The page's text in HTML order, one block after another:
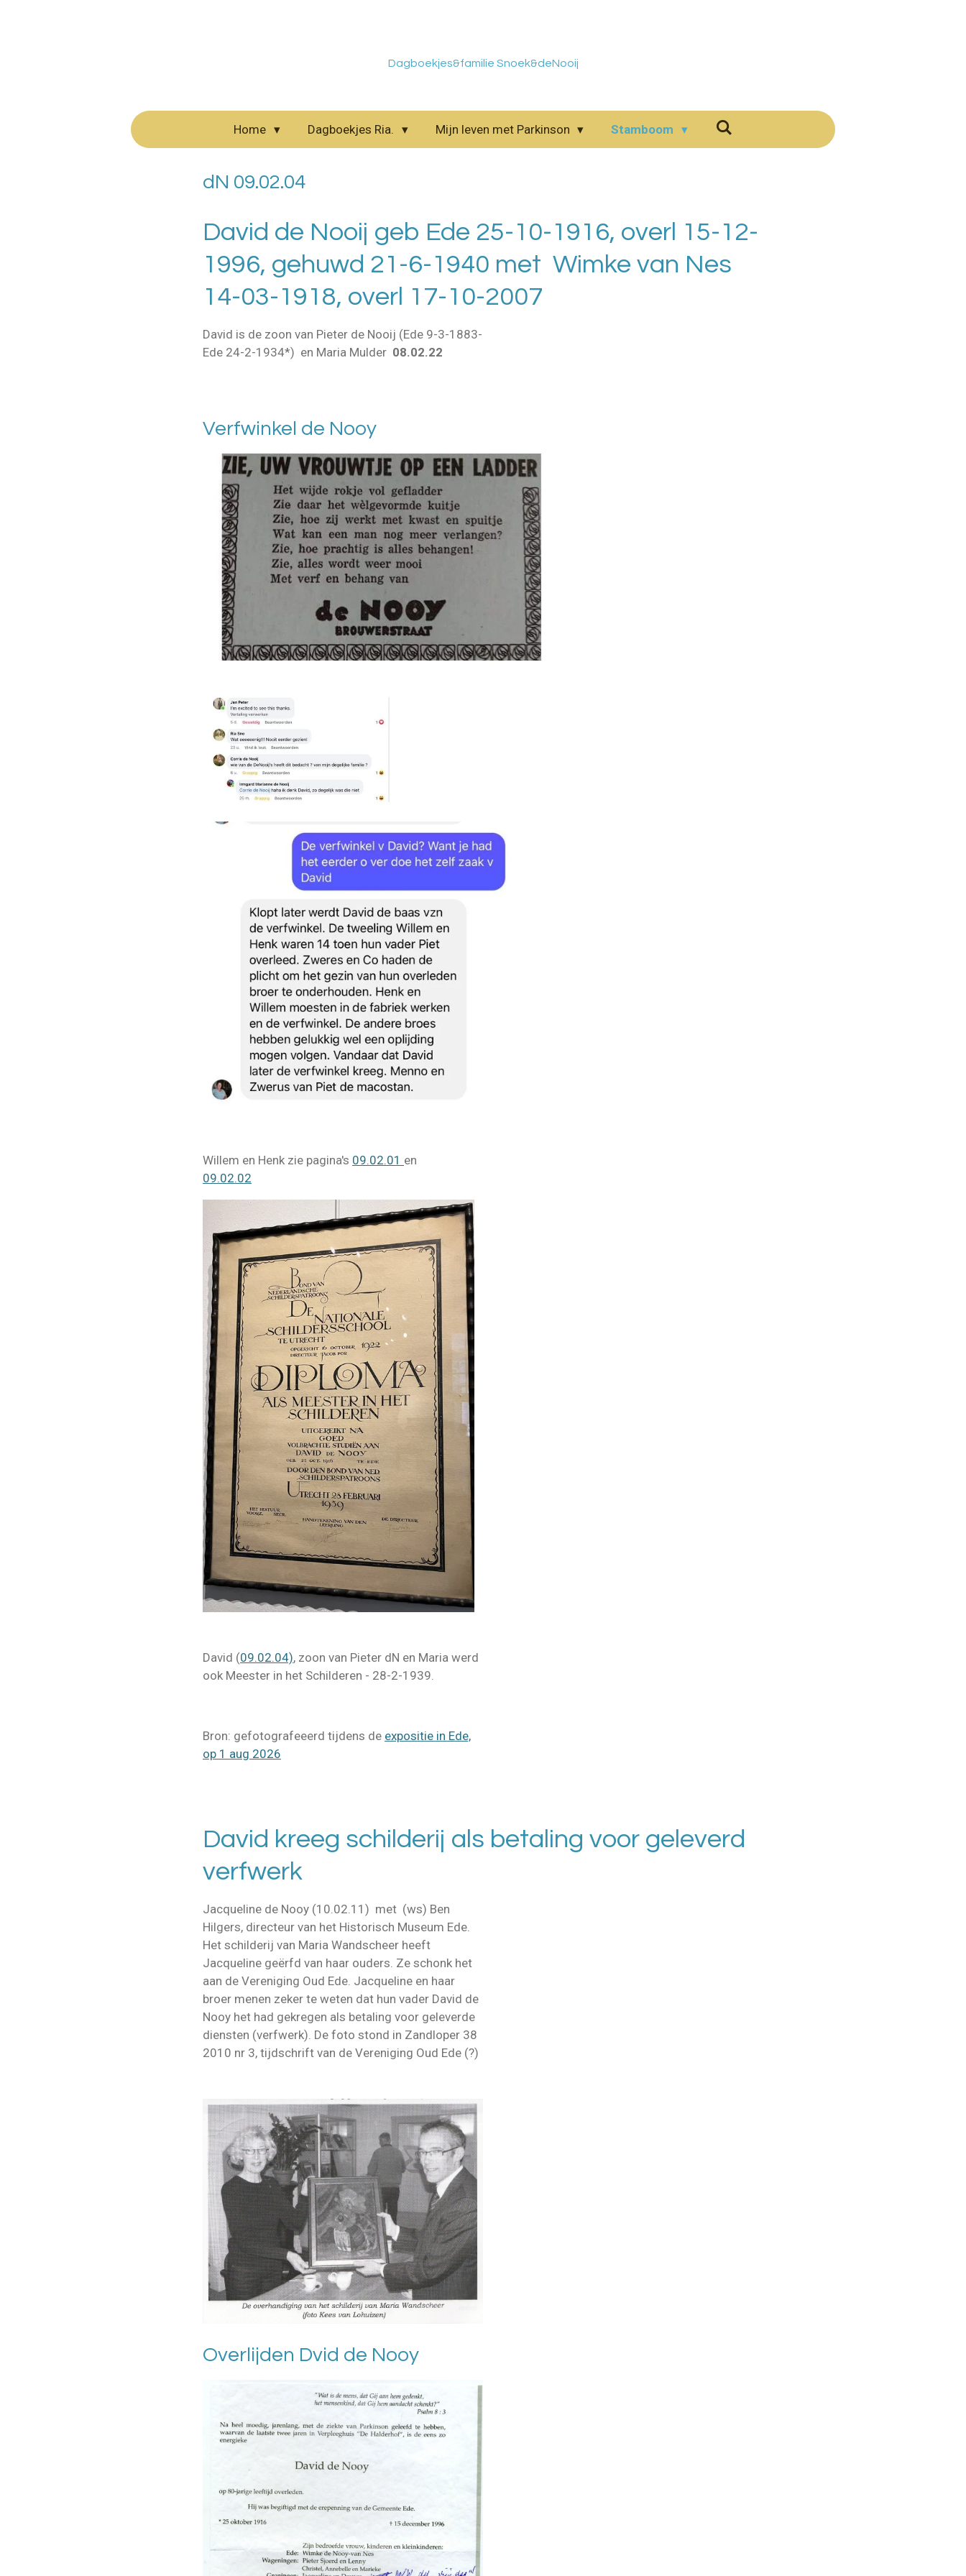
Dagboekjes&familie Snoek&deNooij
Home Dagboekjes Ria. Mijn leven met Parkinson Stamboom
dN 09.02.04
David de Nooij geb Ede 25-10-1916, overl 15-12-
1996, gehuwd 21-6-1940 met Wimke van Nes
14-03-1918, overl 17-10-2007
David is de zoon van Pieter de Nooij (Ede 9-3-1883-
Ede 24-2-1934*) en Maria Mulder 08.02.22
Verfwinkel de Nooy
Willem en Henk zie pagina's 09.02.01 en
09.02.02
David (09.02.04), zoon van Pieter dN en Maria werd
ook Meester in het Schilderen - 28-2-1939.
Bron: gefotografeeerd tijdens de expositie in Ede,
op 1 aug 2026
David kreeg schilderij als betaling voor geleverd
verfwerk
Jacqueline de Nooy (10.02.11) met (ws) Ben
Hilgers, directeur van het Historisch Museum Ede.
Het schilderij van Maria Wandscheer heeft
Jacqueline geërfd van haar ouders. Ze schonk het
aan de Vereniging Oud Ede. Jacqueline en haar
broer menen zeker te weten dat hun vader David de
Nooy het had gekregen als betaling voor geleverde
diensten (verfwerk). De foto stond in Zandloper 38
2010 nr 3, tijdschrift van de Vereniging Oud Ede (?)
Overlijden Dvid de Nooy